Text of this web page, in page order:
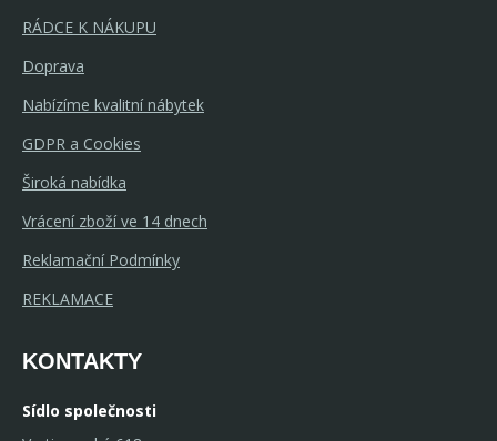
RÁDCE K NÁKUPU
Doprava
Nabízíme kvalitní nábytek
GDPR a Cookies
Široká nabídka
Vrácení zboží ve 14 dnech
Reklamační Podmínky
REKLAMACE
KONTAKTY
Sídlo společnosti